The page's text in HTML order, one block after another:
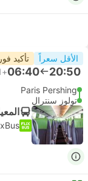
الأقل سعراً تأكيد
20:50
06:40
+1
Paris Pershing
تولوز سنترال